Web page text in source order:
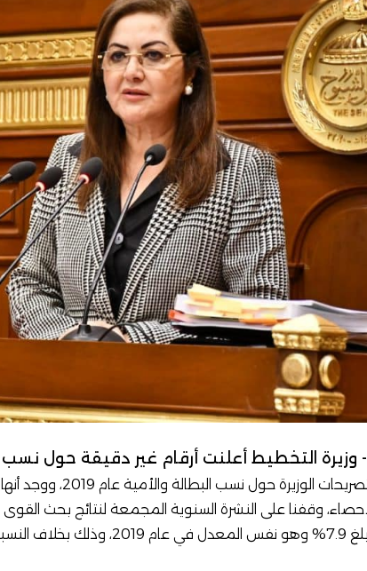
التخطيط أعلنت أرقام غير دقيقة حول نسب
حول نسب البطالة والأمية عام 2019، ووجد أنها غير دقيقة، إذ بالرجوع إلى
التخطيط.